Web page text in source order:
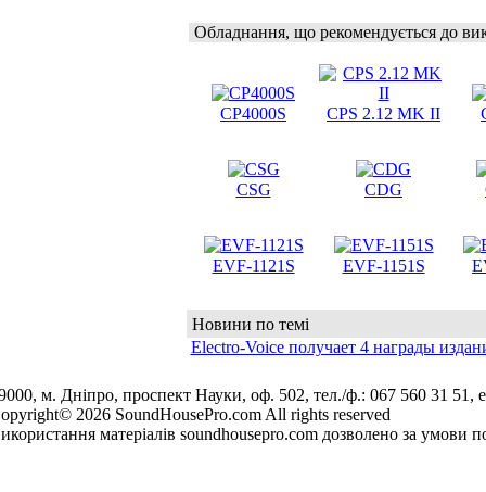
Обладнання, що рекомендується до
CP4000S CPS 2.12 MK II
CSG CDG
EVF-1121S EVF-1151S
Новини по темі
Electro-Voice получает 4 награды
м. Дніпро, проспект Науки, оф. 502, тел./ф.: 067 560 31 51,
2026 SoundHousePro.com All rights reserved
матеріалів soundhousepro.com дозволено за умови